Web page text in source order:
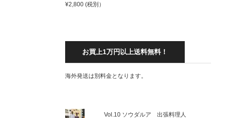
¥2,800 (税別）
お買上1万円以上送料無料！
海外発送は別料金となります。
Vol.10 ソウダルア 出張料理人